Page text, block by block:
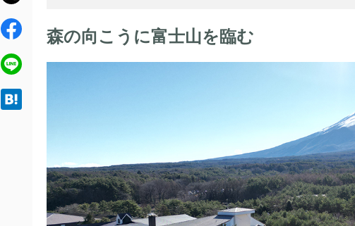
森の向こうに富士山を臨む
ter
fac
ebo
ok
line
hat
ena